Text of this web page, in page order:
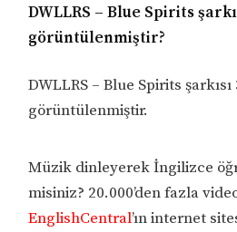
DWLLRS – Blue Spirits
görüntülenmiştir?
DWLLRS – Blue Spirits
görüntülenmiştir.
Müzik dinleyerek İngilizce
misiniz? 20.000’den fazla
EnglishCentral’ın internet